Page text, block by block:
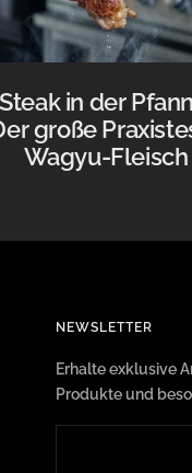
in der
große
Wagyu-Fleisch
NEWSLETTER
Erhalte exklusive
Produkte und